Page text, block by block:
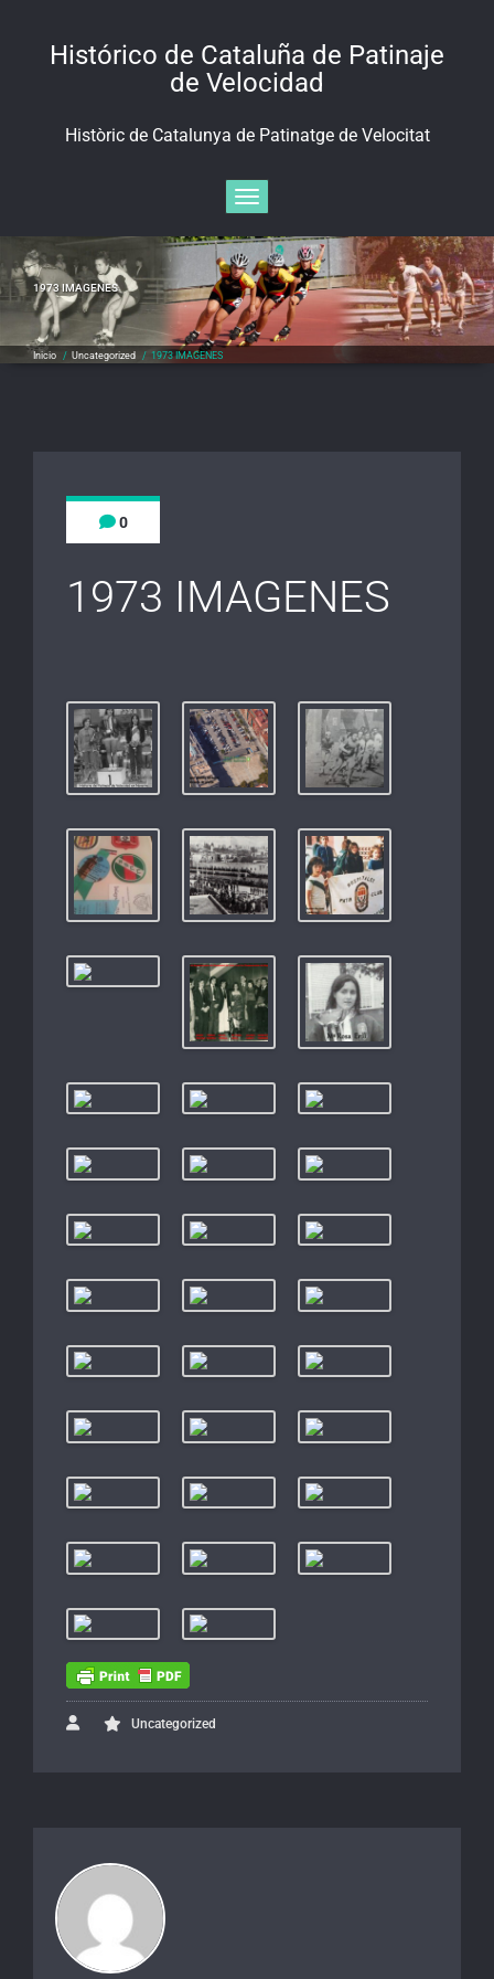
contenidoHistórico de Cataluña de Patinaje
de Velocidad
Històric de Catalunya de Patinatge de Velocitat
Alternar navegación
1973 IMAGENES
Inicio / Uncategorized / 1973 IMAGENES
0
1973 IMAGENES
Uncategorized